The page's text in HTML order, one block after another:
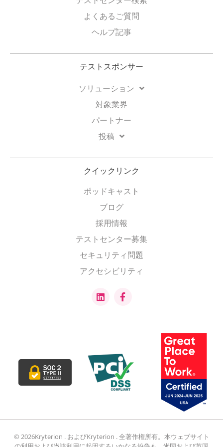
よくあるご質問
ヘルプ記事
テストスポンサー
ソリューション
対象業界
パートナー
投稿
クイックリンク
ポッドキャスト
ブログ
採用情報
テストセンター募集
セキュリティ問題
アクセシビリティ
© 2026Kryterion . およびKryterion . 全著作権所有。本ウェブサイト